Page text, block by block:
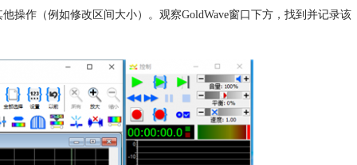
操作（例如修改区间大小）。观察GoldWave窗口下方，找到并记录该